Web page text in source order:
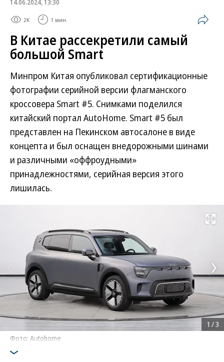
14.06.2024, 13:30
2K 1 мин.
В Китае рассекретили самый
большой Smart
Минпром Китая опубликовал сертификационные
фотографии серийной версии флагманского
кроссовера Smart #5. Снимками поделился
китайский портал AutoHome. Smart #5 был
представлен на Пекинском автосалоне в виде
концепта и был оснащен внедорожными шинами
и различными «оффроудными»
принадлежностями, серийная версия этого
лишилась.
Развернуть
Фото: Autohome
1 /3